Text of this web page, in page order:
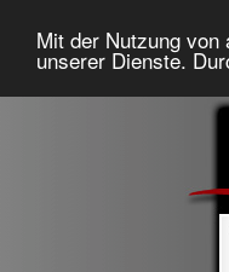
Mit der Nutzung
unserer Dienste.